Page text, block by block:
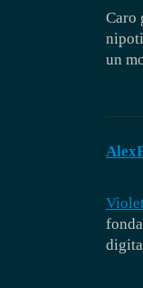
Caro
un